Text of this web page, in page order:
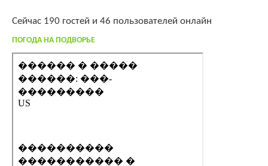
Сейчас 190 гостей и 46 пользователей онлайн
ПОГОДА НА ПОДВОРЬЕ